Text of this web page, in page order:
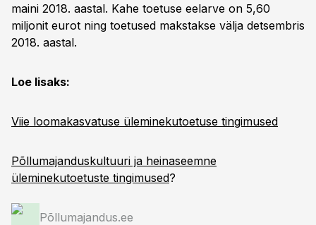
maini 2018. aastal. Kahe toetuse eelarve on 5,60
miljonit eurot ning toetused makstakse välja detsembris
2018. aastal.
Loe lisaks:
Viie loomakasvatuse üleminekutoetuse tingimused
Põllumajanduskultuuri ja heinaseemne
üleminekutoetuste tingimused?
Põllumajandus.ee